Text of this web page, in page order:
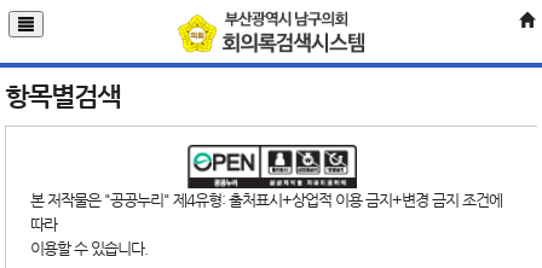
항목별검색
본 저작물은 "공공누리" 제4유형: 출처표시+상업적 이용 금지+변경 금지 조건에
따라
이용할 수 있습니다.